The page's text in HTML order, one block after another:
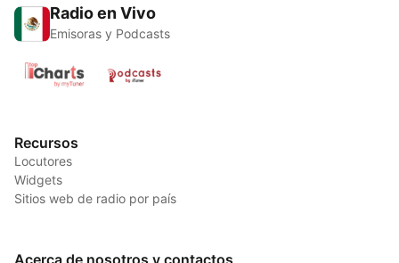
Radio en Vivo
Emisoras y Podcasts
Recursos
Locutores
Widgets
Sitios web de radio por país